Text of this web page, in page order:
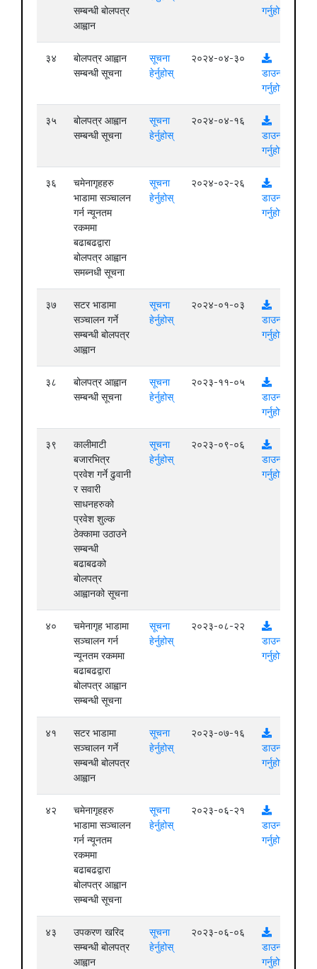
सम्बन्धी बोलपत्र
आह्वान
गर्नुहोस्
३४
बोलपत्र आह्वान
सम्बन्धी सूचना
सूचना
हेर्नुहोस्
२०२४-०४-३०
डाउनलोड
गर्नुहोस्
३५
बोलपत्र आह्वान
सम्बन्धी सूचना
सूचना
हेर्नुहोस्
२०२४-०४-१६
डाउनलोड
गर्नुहोस्
३६
चमेनागृहहरु
भाडामा सञ्चालन
गर्न न्यूनतम
रकममा
बढाबढद्वारा
बोलपत्र आह्वान
समब्नधी सूचना
सूचना
हेर्नुहोस्
२०२४-०२-२६
डाउनलोड
गर्नुहोस्
३७
सटर भाडामा
सञ्चालन गर्ने
सम्बन्धी बोलपत्र
आह्वान
सूचना
हेर्नुहोस्
२०२४-०१-०३
डाउनलोड
गर्नुहोस्
३८
बोलपत्र आह्वान
सम्बन्धी सूचना
सूचना
हेर्नुहोस्
२०२३-११-०५
डाउनलोड
गर्नुहोस्
३९
कालीमाटी
बजारभित्र
प्रवेश गर्ने ढुवानी
र सवारी
साधनहरुको
प्रवेश शुल्क
ठेक्कामा उठाउने
सम्बन्धी
बढाबढको
बोलपत्र
आह्वानको सूचना
सूचना
हेर्नुहोस्
२०२३-०९-०६
डाउनलोड
गर्नुहोस्
४०
चमेनागृह भाडामा
सञ्चालन गर्न
न्यूनतम रकममा
बढाबढद्वारा
बोलपत्र आह्वान
सम्बन्धी सूचना
सूचना
हेर्नुहोस्
२०२३-०८-२२
डाउनलोड
गर्नुहोस्
४१
सटर भाडामा
सञ्चालन गर्ने
सम्बन्धी बोलपत्र
आह्वान
सूचना
हेर्नुहोस्
२०२३-०७-१६
डाउनलोड
गर्नुहोस्
४२
चमेनागृहहरु
भाडामा सञ्चालन
गर्न न्यूनतम
रकममा
बढाबढद्वारा
बोलपत्र आह्वान
सम्बन्धी सूचना
सूचना
हेर्नुहोस्
२०२३-०६-२१
डाउनलोड
गर्नुहोस्
४३
उपकरण खरिद
सम्बन्धी बोलपत्र
आह्वान
सूचना
हेर्नुहोस्
२०२३-०६-०६
डाउनलोड
गर्नुहोस्